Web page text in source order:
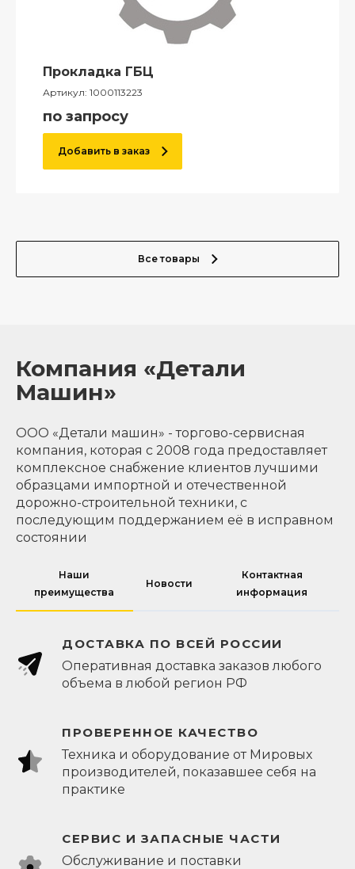
Прокладка ГБЦ
Артикул: 1000113223
по запросу
Добавить в заказ
Все товары
Компания «Детали
Машин»
ООО «Детали машин» - торгово-сервисная
компания, которая с 2008 года предоставляет
комплексное снабжение клиентов лучшими
образцами импортной и отечественной
дорожно-строительной техники, с
последующим поддержанием её в исправном
состоянии
Наши
преимущества
Новости
Контактная
информация
ДОСТАВКА ПО ВСЕЙ РОССИИ
Оперативная доставка заказов любого
объема в любой регион РФ
ПРОВЕРЕННОЕ КАЧЕСТВО
Техника и оборудование от Мировых
производителей, показавшее себя на
практике
СЕРВИС И ЗАПАСНЫЕ ЧАСТИ
Обслуживание и поставки